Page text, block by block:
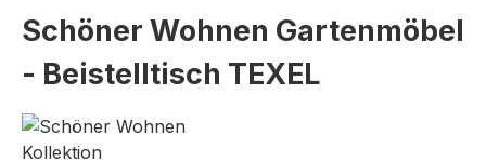
Schöner Wohnen Gartenmöbel
- Beistelltisch TEXEL